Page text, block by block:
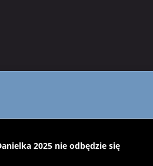
2025 nie odbędzie się